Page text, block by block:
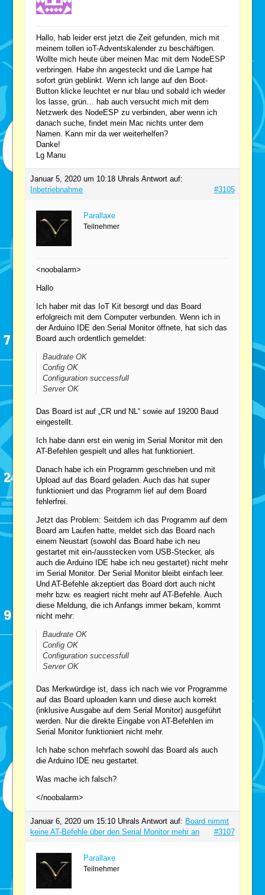
Hallo, hab leider erst jetzt die Zeit gefunden, mich mit
meinem tollen ioT-Adventskalender zu beschäftigen.
Wollte mich heute über meinen Mac mit dem NodeESP
verbringen. Habe ihn angesteckt und die Lampe hat
sofort grün geblinkt. Wenn ich lange auf den Boot-
Button klicke leuchtet er nur blau und sobald ich wieder
los lasse, grün… hab auch versucht mich mit dem
Netzwerk des NodeESP zu verbinden, aber wenn ich
danach suche, findet mein Mac nichts unter dem
Namen. Kann mir da wer weiterhelfen?
Danke!
Lg Manu
Januar 5, 2020 um 10:18 Uhrals Antwort auf:
Inbetriebnahme
#3105
Parallaxe
Teilnehmer
<noobalarm>
Hallo
Ich haber mit das IoT Kit besorgt und das Board
erfolgreich mit dem Computer verbunden. Wenn ich in
der Arduino IDE den Serial Monitor öffnete, hat sich das
Board auch ordentlich gemeldet:
Baudrate OK
Config OK
Configuration successfull
Server OK
Das Board ist auf „CR und NL“ sowie auf 19200 Baud
eingestellt.
Ich habe dann erst ein wenig im Serial Monitor mit den
AT-Befehlen gespielt und alles hat funktioniert.
Danach habe ich ein Programm geschrieben und mit
Upload auf das Board geladen. Auch das hat super
funktioniert und das Programm lief auf dem Board
fehlerfrei.
Jetzt das Problem: Seitdem ich das Programm auf dem
Board am Laufen hatte, meldet sich das Board nach
einem Neustart (sowohl das Board habe ich neu
gestartet mit ein-/ausstecken vom USB-Stecker, als
auch die Arduino IDE habe ich neu gestartet) nicht mehr
im Serial Monitor. Der Serial Monitor bleibt einfach leer.
Und AT-Befehle akzeptiert das Board dort auch nicht
mehr bzw. es reagiert nicht mehr auf AT-Befehle. Auch
diese Meldung, die ich Anfangs immer bekam, kommt
nicht mehr:
Baudrate OK
Config OK
Configuration successfull
Server OK
Das Merkwürdige ist, dass ich nach wie vor Programme
auf das Board uploaden kann und diese auch korrekt
(inklusive Ausgabe auf dem Serial Monitor) ausgeführt
werden. Nur die direkte Eingabe von AT-Befehlen im
Serial Monitor funktioniert nicht mehr.
Ich habe schon mehrfach sowohl das Board als auch
die Arduino IDE neu gestartet.
Was mache ich falsch?
</noobalarm>
Januar 6, 2020 um 15:10 Uhrals Antwort auf: Board nimmt
keine AT-Befehle über den Serial Monitor mehr an
#3107
Parallaxe
Teilnehmer